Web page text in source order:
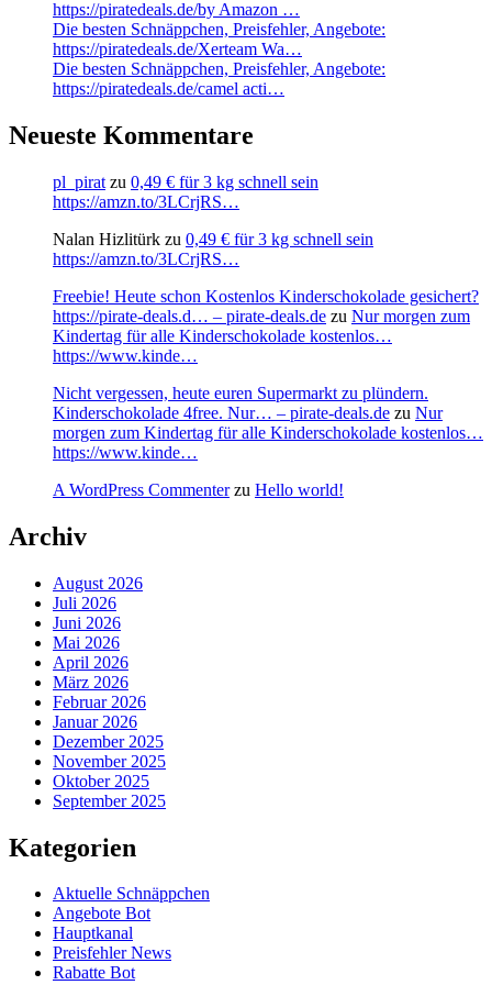
https://piratedeals.de/by Amazon …
Die besten Schnäppchen, Preisfehler, Angebote:
https://piratedeals.de/Xerteam Wa…
Die besten Schnäppchen, Preisfehler, Angebote:
https://piratedeals.de/camel acti…
Neueste Kommentare
pl_pirat zu 0,49 € für 3 kg schnell sein
https://amzn.to/3LCrjRS…
Nalan Hizlitürk zu 0,49 € für 3 kg schnell sein
https://amzn.to/3LCrjRS…
Freebie! Heute schon Kostenlos Kinderschokolade gesichert?
https://pirate-deals.d… – pirate-deals.de zu Nur morgen zum
Kindertag für alle Kinderschokolade kostenlos…
https://www.kinde…
Nicht vergessen, heute euren Supermarkt zu plündern.
Kinderschokolade 4free. Nur… – pirate-deals.de zu Nur
morgen zum Kindertag für alle Kinderschokolade kostenlos…
https://www.kinde…
A WordPress Commenterzu Hello world!
Archiv
August 2026
Juli 2026
Juni 2026
Mai 2026
April 2026
März 2026
Februar 2026
Januar 2026
Dezember 2025
November 2025
Oktober 2025
September 2025
Kategorien
Aktuelle Schnäppchen
Angebote Bot
Hauptkanal
Preisfehler News
Rabatte Bot